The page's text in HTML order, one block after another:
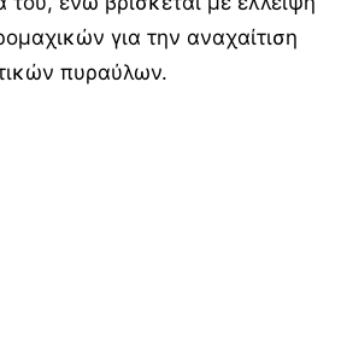
για την αναχαίτιση
πυραύλων.